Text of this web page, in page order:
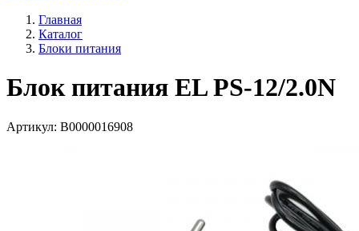
Главная
Каталог
Блоки питания
Блок питания EL PS-12/2.0N
Артикул: В0000016908